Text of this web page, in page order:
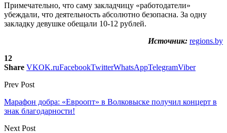
Примечательно, что саму закладчицу «работодатели»
убеждали, что деятельность абсолютно безопасна. За одну
закладку девушке обещали 10-12 рублей.
Источник: regions.by
12
Share VKOK.ruFacebookTwitterWhatsAppTelegramViber
Prev Post
Марафон добра: «Евроопт» в Волковыске получил концерт в
знак благодарности!
Next Post